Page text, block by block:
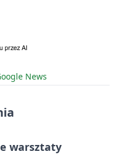
News
warsztaty